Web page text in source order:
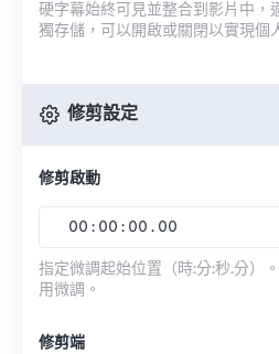
硬字幕始終可見並整合到影片中，
獨存儲，可以開啟或關閉以實現個
修剪設定
修剪啟動
00 : 00 : 00 . 00
指定微調起始位置（時:分:秒.分）
用微調。
修剪端